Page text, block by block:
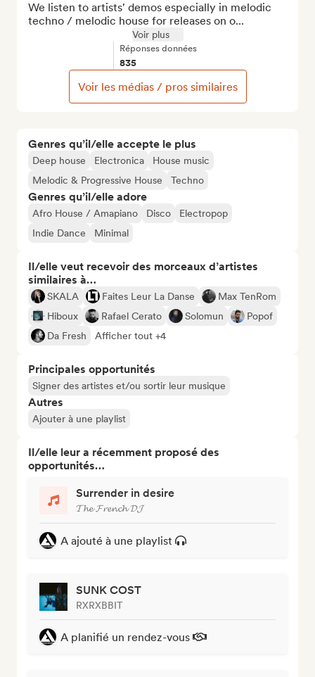
Genres qu’il/elle accepte le plus
Deep house Electronica
House music
Melodic & Progressive House
Techno
Genres qu’il/elle adore
Afro House / Amapiano Disco
Electropop
Indie Dance
Minimal
Il/elle veut recevoir des morceaux d’artistes
similaires à…
SKALA Faites Leur La Danse
Max TenRom
Hiboux
Rafael Cerato Solomun
Popof
Da Fresh
Afficher tout +4
Principales opportunités
Signer des artistes et/ou sortir leur musique
Autres
Ajouter à une playlist
Il/elle leur a récemment proposé des
opportunités…
Surrender in desire
𝓣𝓱𝓮 𝓕𝓻𝓮𝓷𝓬𝓱 𝓓𝓙
A ajouté à une playlist
SUNK COST
RXRXBBIT
A planifié un rendez-vous
We listen to artists' demos especially in melodic
techno / melodic house for releases on o...
Voir plus
Réponses données
835
Voir les médias / pros similaires